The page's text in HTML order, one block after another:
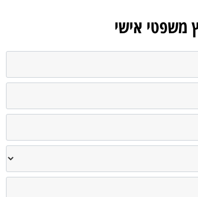
משפטי אישי